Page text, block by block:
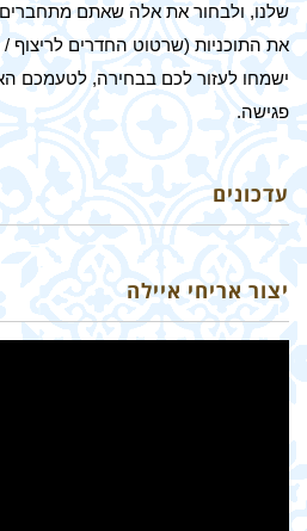
שלנו, ולבחור את אלה שאתם
את התוכניות (שרטוט החדרים לריצוף /
ישמחו לעזור לכם בבחירה, לטעמכם
פגישה.
עדכונים
יצור אריחי איילה